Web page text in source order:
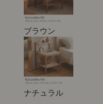
ブラウン
ナチュラル